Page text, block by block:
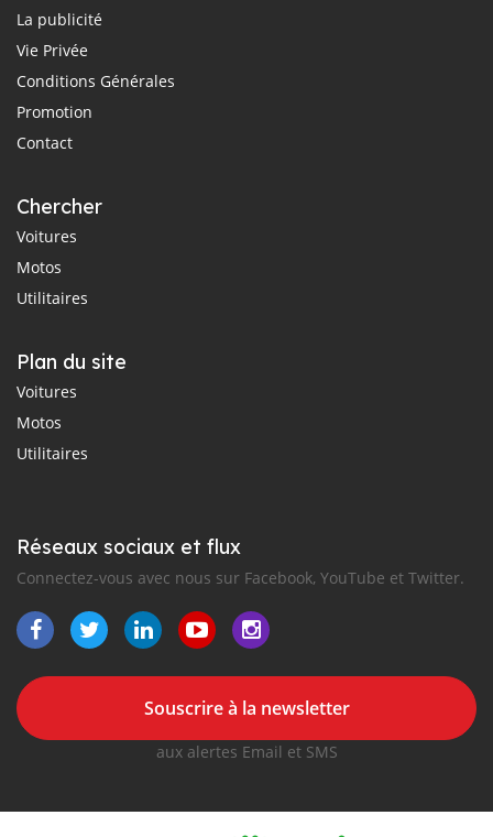
La publicité
Vie Privée
Conditions Générales
Promotion
Contact
Chercher
Voitures
Motos
Utilitaires
Plan du site
Voitures
Motos
Utilitaires
Réseaux sociaux et flux
Connectez-vous avec nous sur Facebook, YouTube et Twitter.
Souscrire à la newsletter
aux alertes Email et SMS